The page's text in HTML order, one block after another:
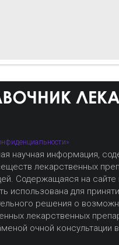
научная информация,
лекарственных
Содержащаяся на сайте
использована для
решения о
лекарственных
очной консультации